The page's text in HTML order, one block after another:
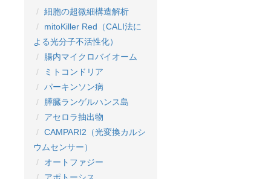
細胞の超微細構造解析
mitoKiller Red（CALI法に
よる光分子不活性化）
腸内マイクロバイオーム
ミトコンドリア
パーキンソン病
膵臓ランゲルハンス島
アセロラ抽出物
CAMPARI2（光変換カルシ
ウムセンサー）
オートファジー